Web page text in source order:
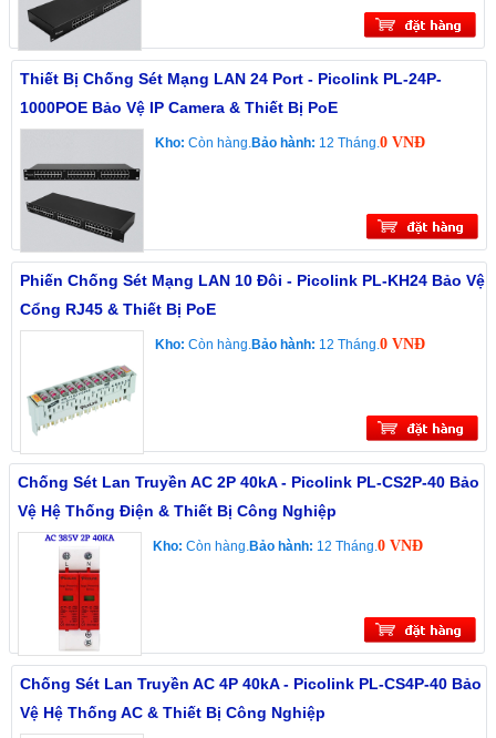
Thiết Bị Chống Sét Mạng LAN 24 Port - Picolink PL-24P-
1000POE Bảo Vệ IP Camera & Thiết Bị PoE
Kho: Còn hàng.Bảo hành: 12 Tháng.0 VNĐ
Phiến Chống Sét Mạng LAN 10 Đôi - Picolink PL-KH24 Bảo Vệ
Cổng RJ45 & Thiết Bị PoE
Kho: Còn hàng.Bảo hành: 12 Tháng.0 VNĐ
Chống Sét Lan Truyền AC 2P 40kA - Picolink PL-CS2P-40 Bảo
Vệ Hệ Thống Điện & Thiết Bị Công Nghiệp
Kho: Còn hàng.Bảo hành: 12 Tháng.0 VNĐ
Chống Sét Lan Truyền AC 4P 40kA - Picolink PL-CS4P-40 Bảo
Vệ Hệ Thống AC & Thiết Bị Công Nghiệp